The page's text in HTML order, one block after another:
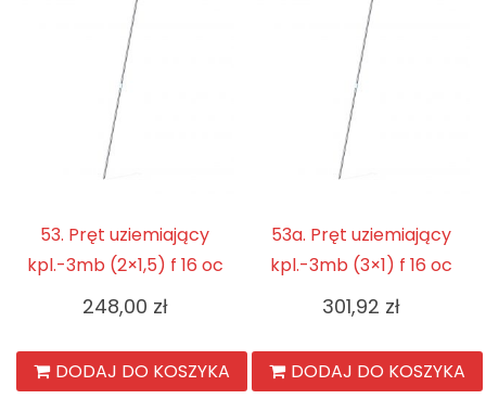
53. Pręt uziemiający
kpl.-3mb (2×1,5) f 16 oc
248,00 zł
DODAJ DO KOSZYKA
53a. Pręt uziemiający
kpl.-3mb (3×1) f 16 oc
301,92 zł
DODAJ DO KOSZYKA